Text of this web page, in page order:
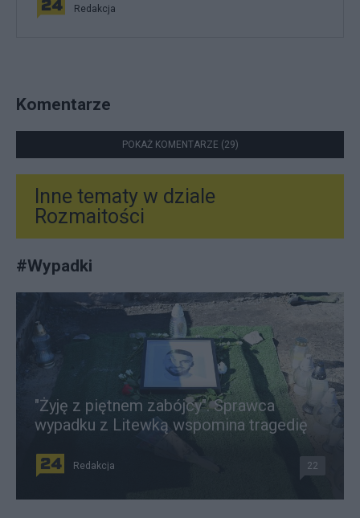
Redakcja
Komentarze
POKAŻ KOMENTARZE (29)
Inne tematy w dziale
Rozmaitości
#Wypadki
"Żyję z piętnem zabójcy". Sprawca
wypadku z Litewką wspomina tragedię
Redakcja 22